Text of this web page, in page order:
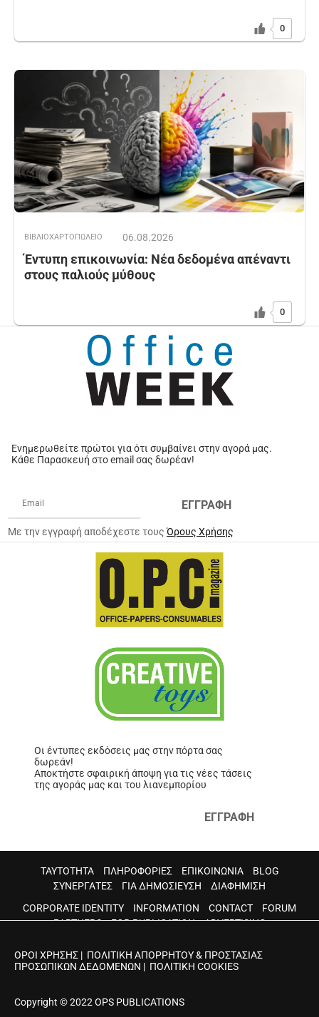
0
ΒΙΒΛΙΟΧΑΡΤΟΠΩΛΕΙΟ 06.08.2026
Έντυπη επικοινωνία: Νέα δεδομένα απέναντι
στους παλιούς μύθους
0
Ενημερωθείτε πρώτοι για ότι συμβαίνει στην αγορά μας.
Κάθε Παρασκευή στο email σας δωρέαν!
ΕΓΓΡΑΦΗ
Με την εγγραφή αποδέχεστε τουςΌρους Χρήσης
Οι έντυπες εκδόσεις μας στην πόρτα σας
δωρεάν!
Αποκτήστε σφαιρική άποψη για τις νέες τάσεις
της αγοράς μας και του λιανεμπορίου
ΕΓΓΡΑΦΗ
ΤΑΥΤΟΤΗΤΑ ΠΛΗΡΟΦΟΡΙΕΣ ΕΠΙΚΟΙΝΩΝΙΑ
BLOG
ΣΥΝΕΡΓΑΤΕΣ
ΓΙΑ ΔΗΜΟΣΙΕΥΣΗ
ΔΙΑΦΗΜΙΣΗ
CORPORATE IDENTITY
INFORMATION CONTACT
FORUM
PARTNERS
FOR PUBLICATION ADVERTISING
ΟΡΟΙ ΧΡΗΣΗΣ | ΠΟΛΙΤΙΚΗ ΑΠΟΡΡΗΤΟΥ & ΠΡΟΣΤΑΣΙΑΣ
ΠΡΟΣΩΠΙΚΩΝ ΔΕΔΟΜΕΝΩΝ | ΠΟΛΙΤΙΚΗ COOKIES
Copyright © 2022 OPS PUBLICATIONS